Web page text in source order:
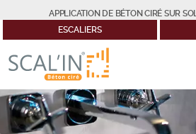
au
contenu
APPLICATION DE BÉTON CIRÉ SUR
ESCALIERS